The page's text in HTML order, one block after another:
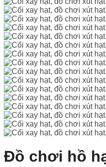
Đồ chơi hồ